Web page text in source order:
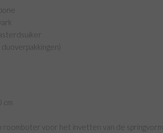
cm
roomboter voor het invetten van de springvorm